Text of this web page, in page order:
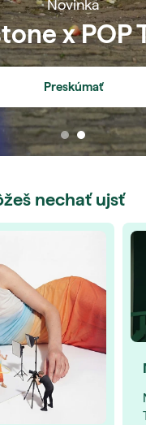
Novinka
x POP
Preskúmať
nechať ujsť